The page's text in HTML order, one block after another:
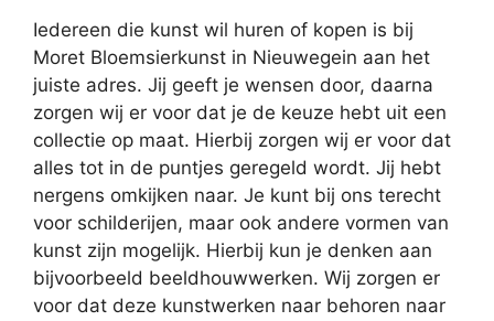
Iedereen die kunst wil huren of kopen is bij
Moret Bloemsierkunst in Nieuwegein aan het
juiste adres. Jij geeft je wensen door, daarna
zorgen wij er voor dat je de keuze hebt uit een
collectie op maat. Hierbij zorgen wij er voor dat
alles tot in de puntjes geregeld wordt. Jij hebt
nergens omkijken naar. Je kunt bij ons terecht
voor schilderijen, maar ook andere vormen van
kunst zijn mogelijk. Hierbij kun je denken aan
bijvoorbeeld beeldhouwwerken. Wij zorgen er
voor dat deze kunstwerken naar behoren naar